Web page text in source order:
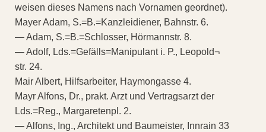
weisen dieses Namens nach Vornamen geordnet).
Mayer Adam, S.=B.=Kanzleidiener, Bahnstr. 6.
— Adam, S.=B.=Schlosser, Hörmannstr. 8.
— Adolf, Lds.=Gefälls=Manipulant i. P., Leopold¬
str. 24.
Mair Albert, Hilfsarbeiter, Haymongasse 4.
Mayr Alfons, Dr., prakt. Arzt und Vertragsarzt der
Lds.=Reg., Margaretenpl. 2.
— Alfons, Ing., Architekt und Baumeister, Innrain 33